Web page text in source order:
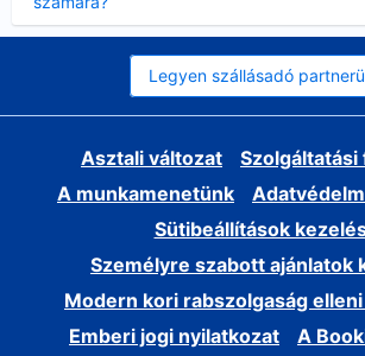
Legyen szállásadó
Asztali változat
A munkamenetünk
Sütibeállítások
Személyre szabott ajánlatok
Modern kori rabszolgaság
Emberi jogi nyilatkozat
A